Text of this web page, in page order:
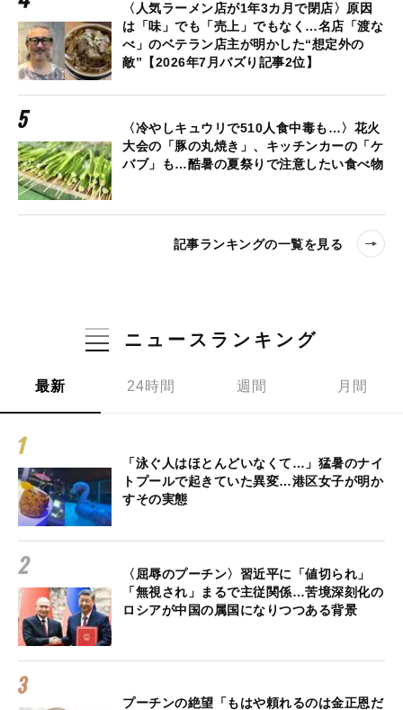
〈人気ラーメン店が1年3カ月で閉店〉原因
は「味」でも「売上」でもなく…名店「渡な
べ」のベテラン店主が明かした“想定外の
敵”【2026年7月バズり記事2位】
〈冷やしキュウリで510人食中毒も…〉花火
大会の「豚の丸焼き」、キッチンカーの「ケ
バブ」も…酷暑の夏祭りで注意したい食べ物
記事ランキングの一覧を見る
ニュースランキング
最新 24時間 週間 月間
「泳ぐ人はほとんどいなくて…」猛暑のナイ
トプールで起きていた異変…港区女子が明か
すその実態
〈屈辱のプーチン〉習近平に「値切られ」
「無視され」まるで主従関係…苦境深刻化の
ロシアが中国の属国になりつつある背景
プーチンの絶望「もはや頼れるのは金正恩だ